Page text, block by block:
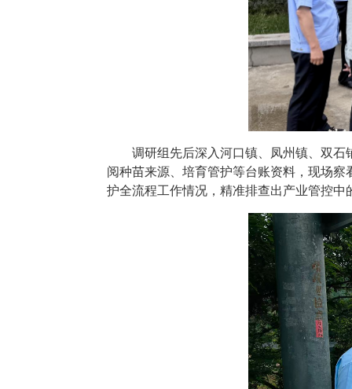
调研组先后深入河口镇、凤州镇、双
阅种苗来源、培育管护等台账资料，现场
护全流程工作情况，精准排查出产业管控中